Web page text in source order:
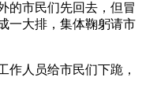
的市民们先回去，但冒
一大排，集体鞠躬请市
人员给市民们下跪，